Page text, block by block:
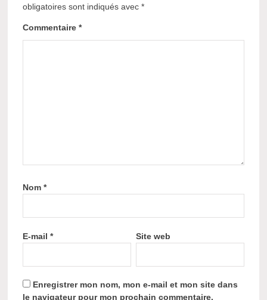
obligatoires sont indiqués avec*
Commentaire*
Nom*
E-mail* Site web
Enregistrer mon nom, mon e-mail et mon site dans
le navigateur pour mon prochain commentaire.